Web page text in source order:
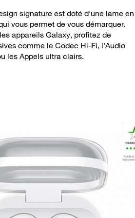
signature est doté d'une lame en
vous permet de vous démarquer.
appareils Galaxy, profitez de
comme le Codec Hi-Fi, l'Audio
les Appels ultra clairs.